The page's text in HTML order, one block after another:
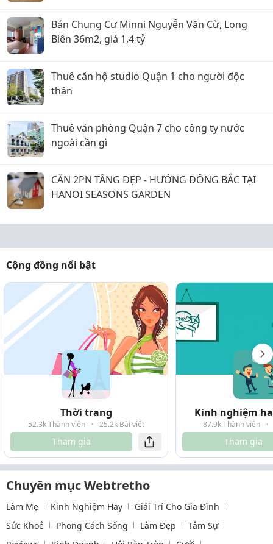
Bán Chung Cư Minni Nguyễn Văn Cừ, Long
Biên 36m2, giá 1,4 tỷ
Thuê căn hộ studio Quận 1 cho người độc
thân
Thuê văn phòng Quận 7 cho công ty nước
ngoài cần gì
CĂN 2PN TẦNG ĐẸP - HƯỚNG ĐÔNG BẮC TẠI
HANOI SEASONS GARDEN
Cộng đồng nổi bật
Thời trang
52.3k Thành viên · 25.2k Bài viết
Tham gia
Kinh nghiệm
87.9k Thành viên ·
Tham gia
Chuyên mục Webtretho
Làm Mẹ Kinh Nghiệm Hay
Giải Trí Cho Gia Đình
Sức Khoẻ
Phong Cách Sống Làm Đẹp
Tâm Sự